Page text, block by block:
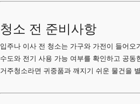
청소 전 준비사항
입주나 이사 전 청소는 가구와 가전이 들어
수도와 전기 사용 가능 여부를 확인하고 공
거주청소라면 귀중품과 깨지기 쉬운 물건을